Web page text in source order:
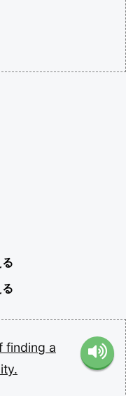
finding a